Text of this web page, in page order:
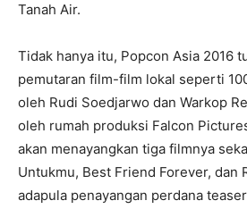
Tanah Air.
Tidak hanya itu, Popcon Asia 2016
pemutaran film-film lokal seperti
oleh Rudi Soedjarwo dan Warkop
oleh rumah produksi Falcon
akan menayangkan tiga filmnya
Untukmu, Best Friend Forever, dan
adapula penayangan perdana